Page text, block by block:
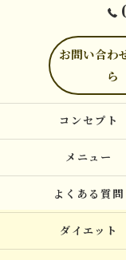
お問い合わ
ら
コンセプト
メニュー
よくある質問
ダイエット